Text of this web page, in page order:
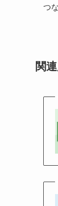
つ
関